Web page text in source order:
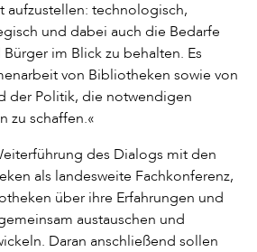
aufzustellen: technologisch,
und dabei auch die Bedarfe
im Blick zu behalten. Es
von Bibliotheken sowie von
der Politik, die notwendigen
zu schaffen.«
des Dialogs mit den
als landesweite Fachkonferenz,
über ihre Erfahrungen und
austauschen und
Daran anschließend sollen